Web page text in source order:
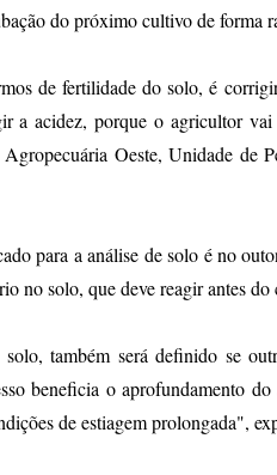
do próximo cultivo de forma
de fertilidade do solo, é
a acidez, porque o agricultor
Oeste, Unidade de
para a análise de solo é no
no solo, que deve reagir antes do
também será definido se
beneficia o aprofundamento
de estiagem prolongada",